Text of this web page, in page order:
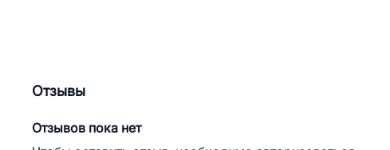
Отзывы
Отзывов пока нет